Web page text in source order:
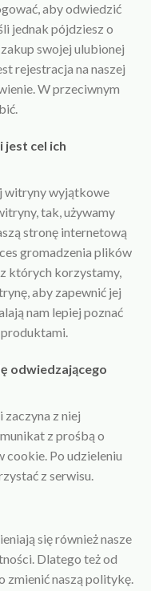
aby odwiedzić
jednak pójdziesz o
swojej ulubionej
rejestracja na naszej
W przeciwnym
jest cel ich
witryny wyjątkowe
tak, używamy
stronę internetową
gromadzenia plików
których korzystamy,
aby zapewnić jej
nam lepiej poznać
odwiedzającego
z niej
z prośbą o
cookie. Po udzieleniu
z serwisu.
się również nasze
Dlatego też od
zmienić naszą politykę.